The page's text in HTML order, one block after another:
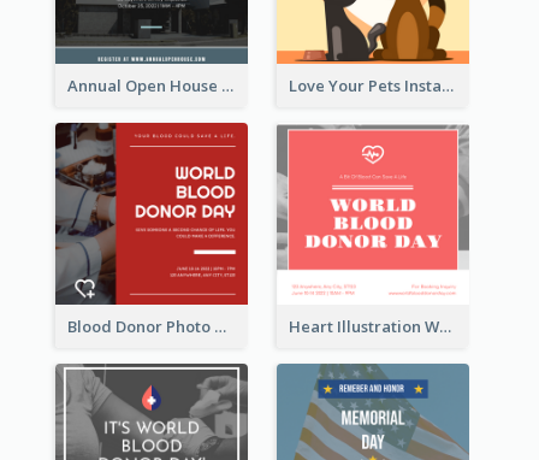
Annual Open House Instagram Post Love Your Pets Instagram Post
Blood Donor Photo World Blood Donor Day Instagram Post Heart Illustration World Blood Donor Day Instagram Post